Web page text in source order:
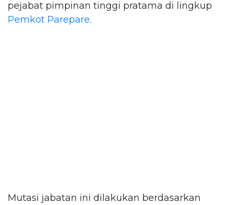
pejabat pimpinan tinggi pratama di lingkup
Pemkot Parepare.
Mutasi jabatan ini dilakukan berdasarkan